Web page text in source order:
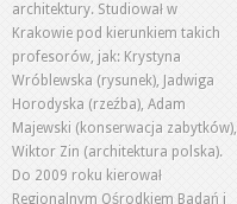
architektury. Studiował w
Krakowie pod kierunkiem takich
profesorów, jak: Krystyna
Wróblewska (rysunek), Jadwiga
Horodyska (rzeźba), Adam
Majewski (konserwacja zabytków),
Wiktor Zin (architektura polska).
Do 2009 roku kierował
Regionalnym Ośrodkiem Badań i